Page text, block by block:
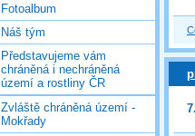
Fotoalbum
Náš tým
Představujeme vám
chráněná i nechráněná
území a rostliny ČR
Zvláště chráněná území -
Mokřady